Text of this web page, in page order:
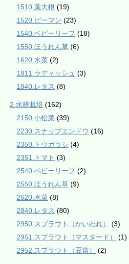
1510.葉大根 (19)
1520.ピーマン (23)
1540.ベビーリーフ (18)
1550.ほうれん草 (6)
1620.水菜 (2)
1811.ラディッシュ (3)
1840.レタス (8)
2.水耕栽培 (162)
2150.小松菜 (39)
2230.スナップエンドウ (16)
2350.トウガラシ (4)
2351.トマト (3)
2540.ベビーリーフ (2)
2550.ほうれん草 (9)
2620.水菜 (8)
2840.レタス (80)
2950.スプラウト（かいわれ）
(3)
2951.スプラウト（マスタード）
(1)
2952.スプラウト（豆苗）
(2)